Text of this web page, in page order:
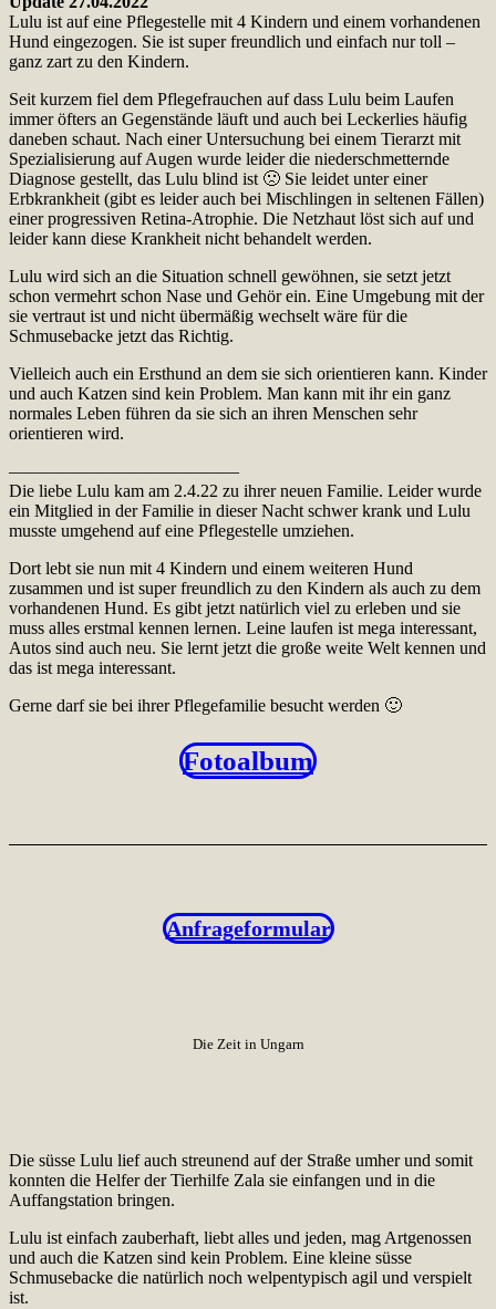
Lulu ist auf eine Pflegestelle mit 4 Kindern und einem vorhandenen
Hund eingezogen. Sie ist super freundlich und einfach nur toll –
ganz zart zu den Kindern.
Seit kurzem fiel dem Pflegefrauchen auf dass Lulu beim Laufen
immer öfters an Gegenstände läuft und auch bei Leckerlies häufig
daneben schaut. Nach einer Untersuchung bei einem Tierarzt mit
Spezialisierung auf Augen wurde leider die niederschmetternde
Diagnose gestellt, das Lulu blind ist 🙁 Sie leidet unter einer
Erbkrankheit (gibt es leider auch bei Mischlingen in seltenen Fällen)
einer progressiven Retina-Atrophie. Die Netzhaut löst sich auf und
leider kann diese Krankheit nicht behandelt werden.
Lulu wird sich an die Situation schnell gewöhnen, sie setzt jetzt
schon vermehrt schon Nase und Gehör ein. Eine Umgebung mit der
sie vertraut ist und nicht übermäßig wechselt wäre für die
Schmusebacke jetzt das Richtig.
Vielleich auch ein Ersthund an dem sie sich orientieren kann. Kinder
und auch Katzen sind kein Problem. Man kann mit ihr ein ganz
normales Leben führen da sie sich an ihren Menschen sehr
orientieren wird.
—————————————
Die liebe Lulu kam am 2.4.22 zu ihrer neuen Familie. Leider wurde
ein Mitglied in der Familie in dieser Nacht schwer krank und Lulu
musste umgehend auf eine Pflegestelle umziehen.
Dort lebt sie nun mit 4 Kindern und einem weiteren Hund
zusammen und ist super freundlich zu den Kindern als auch zu dem
vorhandenen Hund. Es gibt jetzt natürlich viel zu erleben und sie
muss alles erstmal kennen lernen. Leine laufen ist mega interessant,
Autos sind auch neu. Sie lernt jetzt die große weite Welt kennen und
das ist mega interessant.
Gerne darf sie bei ihrer Pflegefamilie besucht werden 🙂
Fotoalbum
Anfrageformular
Die Zeit in Ungarn
Die süsse Lulu lief auch streunend auf der Straße umher und somit
konnten die Helfer der Tierhilfe Zala sie einfangen und in die
Auffangstation bringen.
Lulu ist einfach zauberhaft, liebt alles und jeden, mag Artgenossen
und auch die Katzen sind kein Problem. Eine kleine süsse
Schmusebacke die natürlich noch welpentypisch agil und verspielt
ist.